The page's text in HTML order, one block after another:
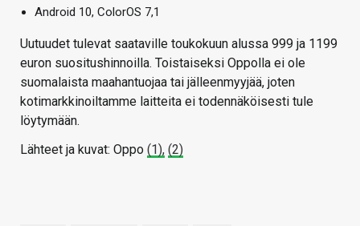
Android 10, ColorOS 7,1
Uutuudet tulevat saataville toukokuun alussa 999 ja 1199
euron suositushinnoilla. Toistaiseksi Oppolla ei ole
suomalaista maahantuojaa tai jälleenmyyjää, joten
kotimarkkinoiltamme laitteita ei todennäköisesti tule
löytymään.
Lähteet ja kuvat: Oppo (1), (2)